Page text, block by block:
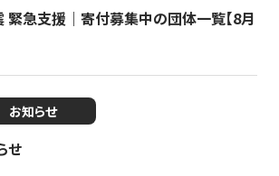
急支援｜寄付募集中の団体一覧【8月
お知らせ
せ